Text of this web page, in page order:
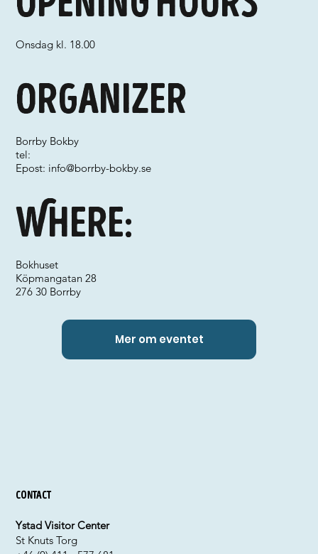
Where:
Organizer
Borrby Bokby
tel:
Epost: info@borrby-bokby.se
Bokhuset
Köpmangatan 28
276 30 Borrby
Onsdag kl. 18.00
Mer om eventet
Contact
Ystad Visitor Center
St Knuts Torg